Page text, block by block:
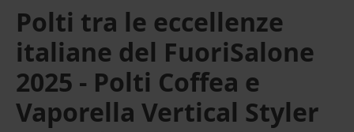
Polti tra le eccellenze
italiane del FuoriSalone
2025 - Polti Coffea e
Vaporella Vertical Styler